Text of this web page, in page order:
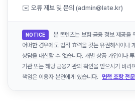
✉️ 오류 제보 및 문의 (admin@late.kr)
NOTICE
본 콘텐츠는 보험·금융 정보 제공을
어떠한 경우에도 법적 효력을 갖는 유권해석이나
상담을 대신할 수 없습니다. 개별 상품 가입이나
기관 또는 해당 금융기관의 확인을 받으시기 바라
책임은 이용자 본인에게 있습니다. 면책 조항 전